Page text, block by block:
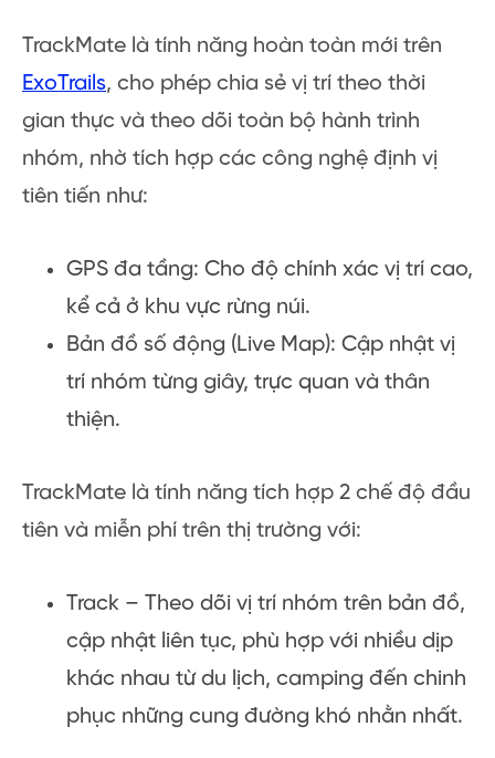
TrackMate là tính năng hoàn toàn mới trên
ExoTrails, cho phép chia sẻ vị trí theo thời
gian thực và theo dõi toàn bộ hành trình
nhóm, nhờ tích hợp các công nghệ định vị
tiên tiến như:
GPS đa tầng: Cho độ chính xác vị trí cao,
kể cả ở khu vực rừng núi.
Bản đồ số động (Live Map): Cập nhật vị
trí nhóm từng giây, trực quan và thân
thiện.
TrackMate là tính năng tích hợp 2 chế độ đầu
tiên và miễn phí trên thị trường với:
Track – Theo dõi vị trí nhóm trên bản đồ,
cập nhật liên tục, phù hợp với nhiều dịp
khác nhau từ du lịch, camping đến chinh
phục những cung đường khó nhằn nhất.